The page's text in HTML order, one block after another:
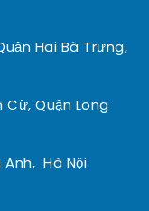
Hai Bà Trưng,
Cừ, Quận Long
Anh, Hà Nội